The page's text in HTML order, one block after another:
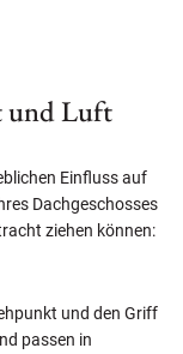
und Luft
Einfluss auf
Dachgeschosses
ziehen können:
und den Griff
passen in